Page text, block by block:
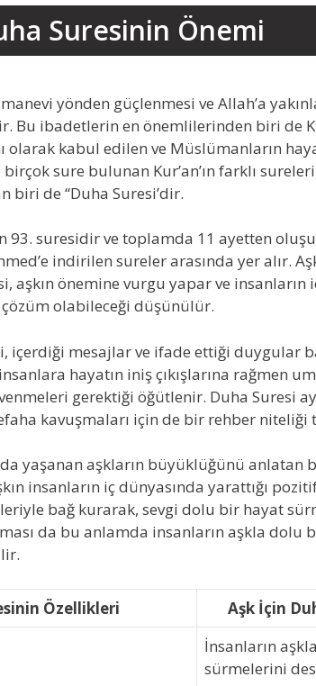
Suresinin Önemi
yönden güçlenmesi ve Allah’a
Bu ibadetlerin en önemlilerinden biri de
olarak kabul edilen ve Müslümanların
sure bulunan Kur’an’ın farklı
biri de “Duha Suresi’dir.
93. suresidir ve toplamda 11 ayetten
indirilen sureler arasında yer alır.
aşkın önemine vurgu yapar ve insanların
olabileceği düşünülür.
içerdiği mesajlar ve ifade ettiği duygular
hayatın iniş çıkışlarına rağmen
gerektiği öğütlenir. Duha Suresi
kavuşmaları için de bir rehber niteliği
yaşanan aşkların büyüklüğünü anlatan
insanların iç dünyasında yarattığı
bağ kurarak, sevgi dolu bir hayat
da bu anlamda insanların aşkla dolu
Özellikleri Aşk İçin
İnsanların
sürmelerini